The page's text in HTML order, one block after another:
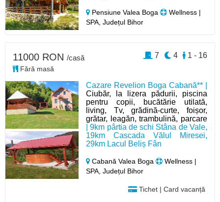
Pensiune Valea Boga
Wellness |
SPA, Județul Bihor
Cazare Revelion Boga Cabană** |
Ciubăr, la lizera pădurii, piscina
pentru copii, bucătărie utilată,
living, Tv, grădină-curte, foișor,
grătar, leagăn, trambulină, parcare
| 9km pârtia de schi Stâna de Vale,
19km Cascada Vălul Miresei,
29km Lacul Beliș Fân
Cabană Valea Boga
Wellness |
SPA, Județul Bihor
Tichet | Card vacanță
11000 RON /casă
Fără masă
1 - 16
4
7